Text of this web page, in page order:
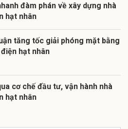
đàm phán về xây dựng nhà
hạt nhân
tăng tốc giải phóng mặt bằng
hạt nhân
cơ chế đầu tư, vận hành nhà
hạt nhân